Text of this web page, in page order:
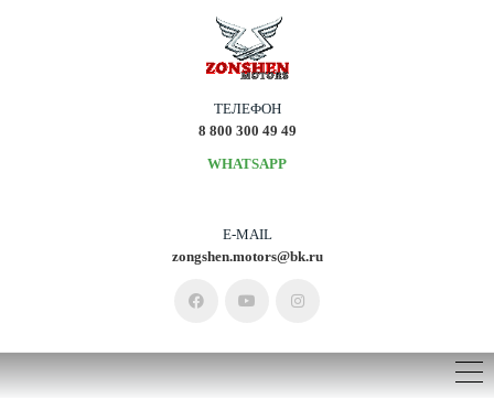
ТЕЛЕФОН
8 800 300 49 49
WHATSAPP
E-MAIL
zongshen.motors@bk.ru